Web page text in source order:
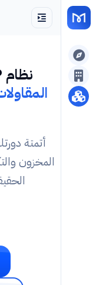
نظام ERP مصمم لإدارة
أتمتة
المخزون